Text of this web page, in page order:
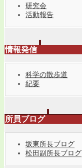
研究会
活動報告
情報発信
科学の散歩道
紀要
所員ブログ
坂東所長ブログ
松田副所長ブログ